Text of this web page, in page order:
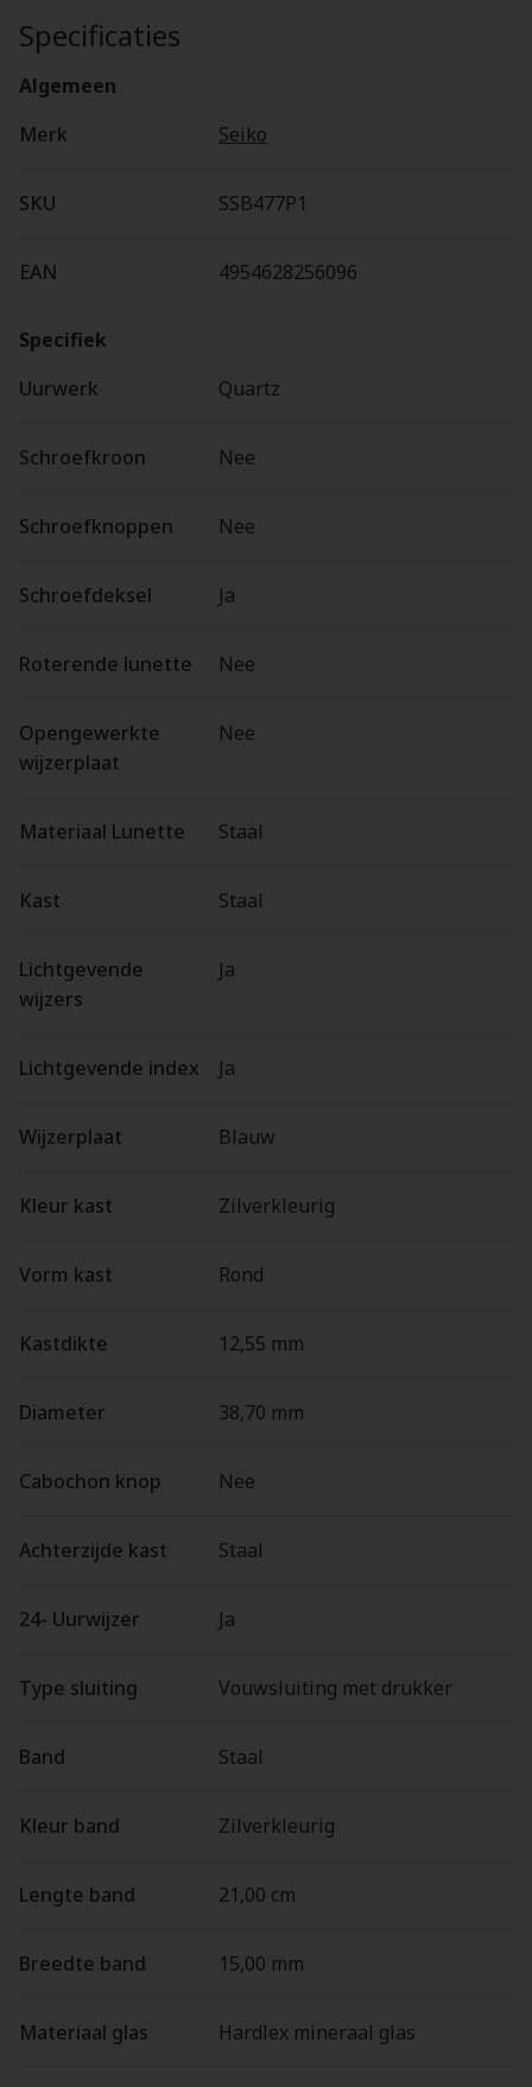
Specificaties
Algemeen
Merk
Seiko
SKU SSB477P1
EAN 4954628256096
Specifiek
Uurwerk
Quartz
Schroefkroon Nee
Schroefknoppen Nee
Schroefdeksel Ja
Roterende lunette Nee
Opengewerkte
wijzerplaat
Nee
Materiaal Lunette Staal
Kast Staal
Lichtgevende
wijzers
Ja
Lichtgevende index Ja
Wijzerplaat Blauw
Kleur kast Zilverkleurig
Vorm kast Rond
Kastdikte 12,55 mm
Diameter 38,70 mm
Cabochon knop Nee
Achterzijde kast Staal
24- Uurwijzer Ja
Type sluiting Vouwsluiting met drukker
Band Staal
Kleur band Zilverkleurig
Lengte band 21,00 cm
Breedte band 15,00 mm
Materiaal glas Hardlex mineraal glas